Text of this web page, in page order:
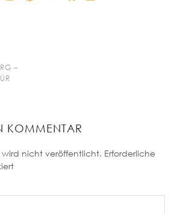
–
KOMMENTAR
wird nicht veröffentlicht. Erforderliche